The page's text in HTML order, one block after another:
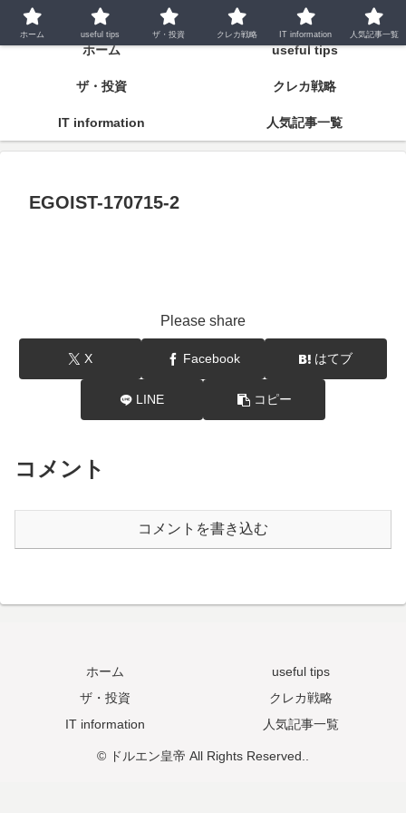
潤いとゆとりの明日をつくるために
ホーム useful tips
ザ・投資 クレカ戦略
IT information 人気記事一覧
EGOIST-170715-2
Please share
X Facebook はてブ
LINE コピー
コメント
コメントを書き込む
ホーム
useful tips
ザ・投資
クレカ戦略
IT information
人気記事一覧
© ドルエン皇帝 All Rights Reserved..
ホーム useful tips ザ・投資 クレカ戦略 IT information 人気記事一覧